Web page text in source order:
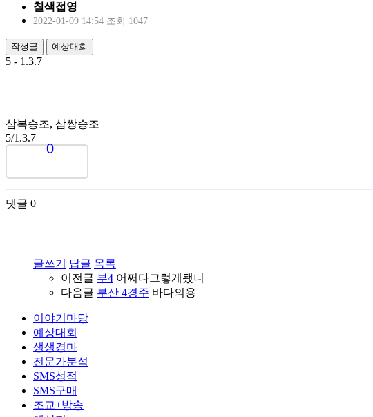
칠색접영
2022-01-09 14:54 조회 1047
작성글 예상대회
5 - 1.3.7
삼복승조, 삼쌍승조
5/1.3.7
0
댓글 0
글쓰기 답글 목록
이전글 부4 어쩌다그렇게됐니
다음글 부산 4경주 바다의용
이야기마당
예상대회
생생경마
전문가분석
SMS성적
SMS구매
조교+방송